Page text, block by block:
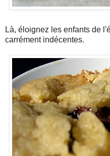
Là, éloignez les enfants de
carrément indécentes.